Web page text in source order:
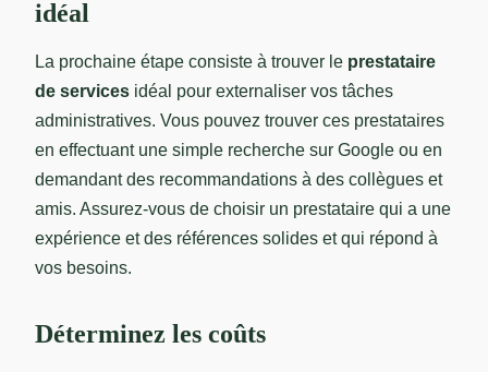
idéal
La prochaine étape consiste à trouver le prestataire
de services idéal pour externaliser vos tâches
administratives. Vous pouvez trouver ces prestataires
en effectuant une simple recherche sur Google ou en
demandant des recommandations à des collègues et
amis. Assurez-vous de choisir un prestataire qui a une
expérience et des références solides et qui répond à
vos besoins.
Déterminez les coûts